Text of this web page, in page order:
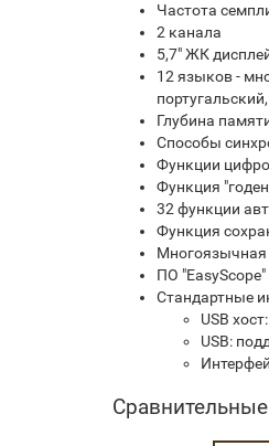
Частота
2 канала
5,7" ЖК
12 языков -
Глубина
Способы
Функции
Функция
32 функции
Функция
ПО "EasyScope"
Стандартные
USB
USB: